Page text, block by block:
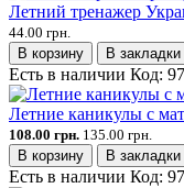
Летний тренажер
44.00 грн.
В корзину
В закладки
Есть в наличии Код:
Летние каникулы с
108.00 грн. 135.00 грн.
В корзину
В закладки
Есть в наличии Код: